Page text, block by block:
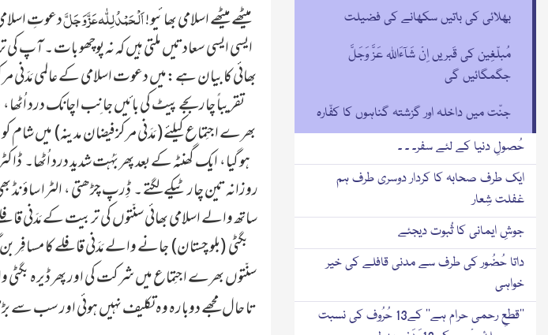
میٹھے میٹھے اسلامی بھائیو!اَلْحَمْدُلِلّٰہ عَزَّ وَجَلَّدعوتِ
ایسی ایسی سعادتیں ملتی ہیں کہ نہ پوچھو بات ۔ آپ
بھائی کا بیان ہے:میں دعوت اسلامی کے عالمی مَدَنی
تقریباً چار بجے پیٹ کی بائیں جانِب اچانک درد
بھرے اجتِماع کیلئے ( مَدَنی مرکز فیضان مدینہ) میں
ہو گیا، ایک گھنٹہ کے بعد پھر بَہُت شدید درد اُٹھا۔
روزانہ تین چار ٹیکے لگتے ۔ ڈِرپ چڑھتی ، الٹرا ساؤ نڈ
بگٹی (بلو چستان) جانے والے مَدَنی قافِلے کا مسافِر
سنّتوں بھرے اجتِماع میں شرکت کی اور پھر ڈیرہ
تا حال مجھے دوبارہ وہ تکلیف نہیں ہوئی اور سب سے
بھلائی کی باتیں سکھانے کی فضیلت
مُبلّغِین کی قَبریں اِنْ شَآءَاللہ عَزَّ وَجَلَّ
جگمگائیں گی
جنّت میں داخلہ اور گزشتہ گناہوں کا کفّارہ
حُصولِ دنیا کے لئے سفر۔ ۔ ۔
ایک طرف صحابہ کا کردار دوسری طرف ہم
غفلت شِعار
جوشِ ایمانی کا ثُبوت دیجئے
داتا حُضُور کی طرف سے مدنی قافلے کی خیر
خواہی
’’قطعِ رحمی حرام ہے‘‘ کے13 حُرُوف کی نسبت